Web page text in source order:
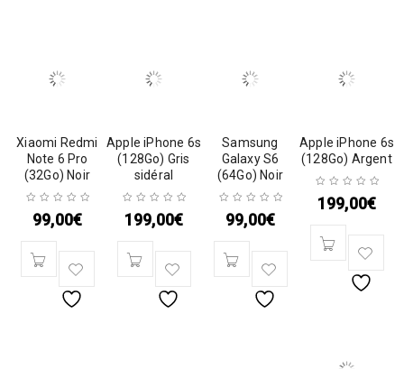
Xiaomi Redmi
Note 6 Pro
(32Go) Noir
99,00€
Apple iPhone 6s
(128Go) Gris
sidéral
199,00€
Samsung
Galaxy S6
(64Go) Noir
99,00€
Apple iPhone 6s
(128Go) Argent
199,00€